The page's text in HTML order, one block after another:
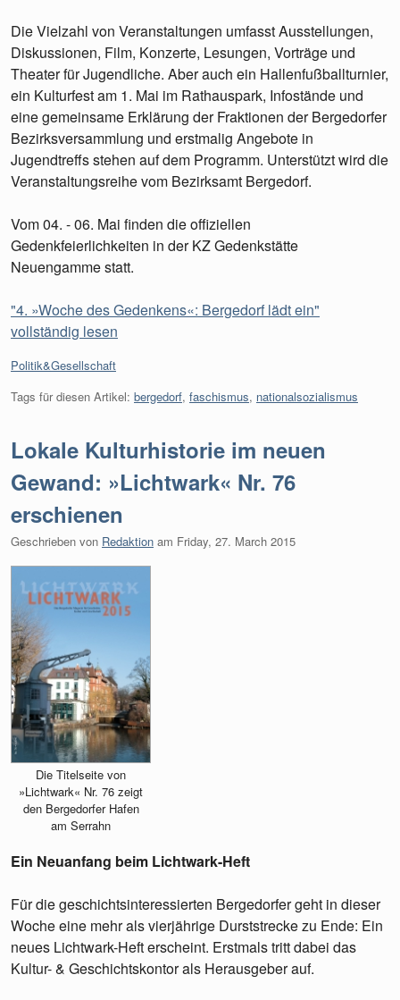
Die Vielzahl von Veranstaltungen umfasst Ausstellungen,
Diskussionen, Film, Konzerte, Lesungen, Vorträge und
Theater für Jugendliche. Aber auch ein Hallenfußballturnier,
ein Kulturfest am 1. Mai im Rathauspark, Infostände und
eine gemeinsame Erklärung der Fraktionen der Bergedorfer
Bezirksversammlung und erstmalig Angebote in
Jugendtreffs stehen auf dem Programm. Unterstützt wird die
Veranstaltungsreihe vom Bezirksamt Bergedorf.
Vom 04. - 06. Mai finden die offiziellen
Gedenkfeierlichkeiten in der KZ Gedenkstätte
Neuengamme statt.
"4. »Woche des Gedenkens«: Bergedorf lädt ein"
vollständig lesen
Kategorien:
Politik&Gesellschaft
Tags für diesen Artikel: bergedorf, faschismus, nationalsozialismus
Lokale Kulturhistorie im neuen
Gewand: »Lichtwark« Nr. 76
erschienen
Geschrieben von Redaktion am Friday, 27. March 2015
Die Titelseite von
»Lichtwark« Nr. 76 zeigt
den Bergedorfer Hafen
am Serrahn
Ein Neuanfang beim Lichtwark-Heft
Für die geschichtsinteressierten Bergedorfer geht in dieser
Woche eine mehr als vierjährige Durststrecke zu Ende: Ein
neues Lichtwark-Heft erscheint. Erstmals tritt dabei das
Kultur- & Geschichtskontor als Herausgeber auf.